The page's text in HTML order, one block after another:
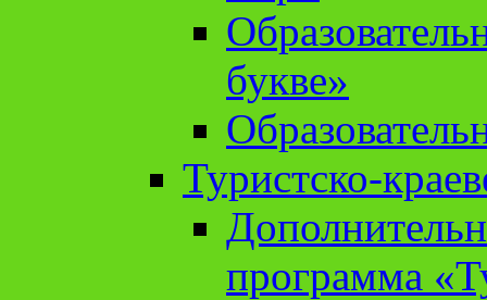
букве»
Туристско-
программа